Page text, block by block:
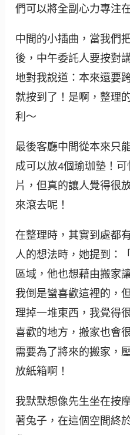
們可以將全副心力專注
中間的小插曲，當我們
後，中午委託人要按對
地對我說道：本來還要
就按到了！是啊，整理
利～
最後客廳中間從本來只
成可以放4個瑜珈墊！
片，但真的讓人覺得很
來滾去呢！
在整理時，其實到處都
人的想法時，她提到：
區域，他也想藉由搬家
我倒是蠻喜歡這裡的，
理掉一堆東西，我覺得
喜歡的地方，搬家也會
需要為了將來的搬家，
放紙箱啊！
我默默想像先生坐在按
著兔子，在這個空間終